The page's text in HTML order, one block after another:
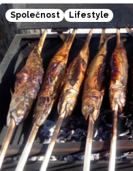
Společnost Lifestyle